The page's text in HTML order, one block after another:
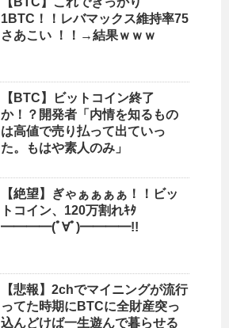
1BTC！！レバマックス維持率75
さあこい ！！→結果ｗｗｗ
【BTC】ビットコイン終了
か！？開発者「内情を知るもの
は高値で売り払って出ていっ
た。もはや素人のみ」
【絶望】ぎゃぁぁぁぁ！！ビッ
トコイン、120万割れｷﾀ
━━━━(ﾟ∀ﾟ)━━━━!!
【悲報】2chでマイニングが流行
ってた時期にBTCに全財産突っ
込んどけば一生遊んで暮らせる